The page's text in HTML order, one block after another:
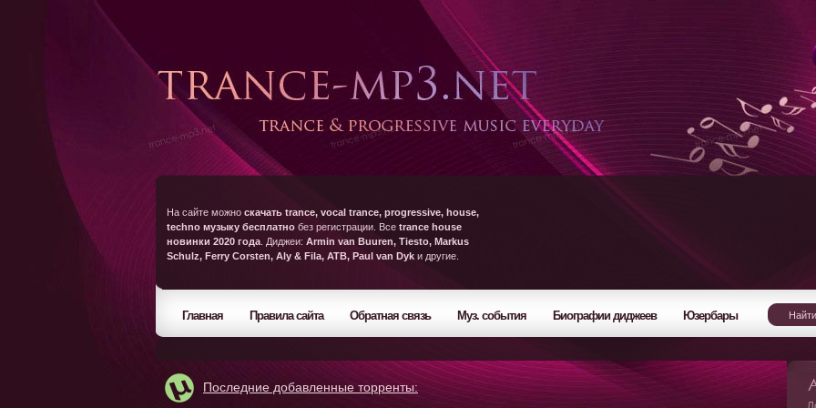
На сайте можно скачать trance, vocal trance, progressive, house,
techno музыку бесплатно без регистрации. Все trance house
новинки 2020 года . Диджеи: Armin van Buuren, Tiesto, Markus
Schulz, Ferry Corsten, Aly & Fila, ATB, Paul van Dyk и другие.
Главная Правила сайта Обратная связь Муз. события Биографии диджеев Юзербары
Последние добавленные торренты: